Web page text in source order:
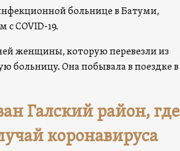
больнице в Батуми,
с COVID-19.
женщины, которую перевезли из
больницу. Она побывала в поездке в
Галский район, где
коронавируса